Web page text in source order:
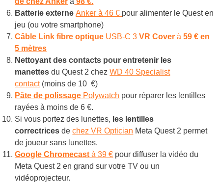
Batterie externe Anker à 46 € pour alimenter le Quest en
jeu (ou votre smartphone)
Câble Linkfibre optique USB-C 3VR Cover à59 € en
5 mètres
Nettoyant des contacts pour entretenir les
manettes du Quest 2 chezWD 40 Specialist
contact(moins de 10 €)
Pâte de polissage Polywatch pour réparer les lentilles
rayées à moins de 6 €.
Si vous portez des lunettes, les lentilles
correctrices dechez VR Optician Meta Quest 2 permet
de joueur sans lunettes.
Google Chromecast à 39 € pour diffuser la vidéo du
Meta Quest 2 en grand sur votre TV ou un
vidéoprojecteur.